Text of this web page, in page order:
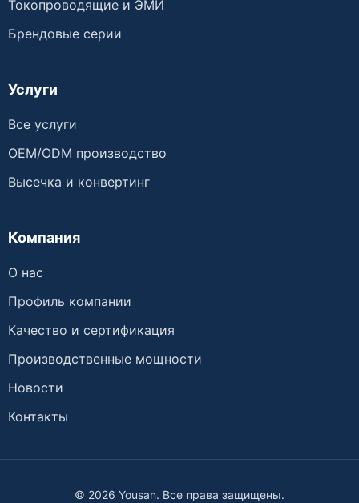
Токопроводящие и ЭМИ
Брендовые серии
Услуги
Все услуги
OEM/ODM производство
Высечка и конвертинг
Компания
О нас
Профиль компании
Качество и сертификация
Производственные мощности
Новости
Контакты
© 2026 Yousan. Все права защищены.